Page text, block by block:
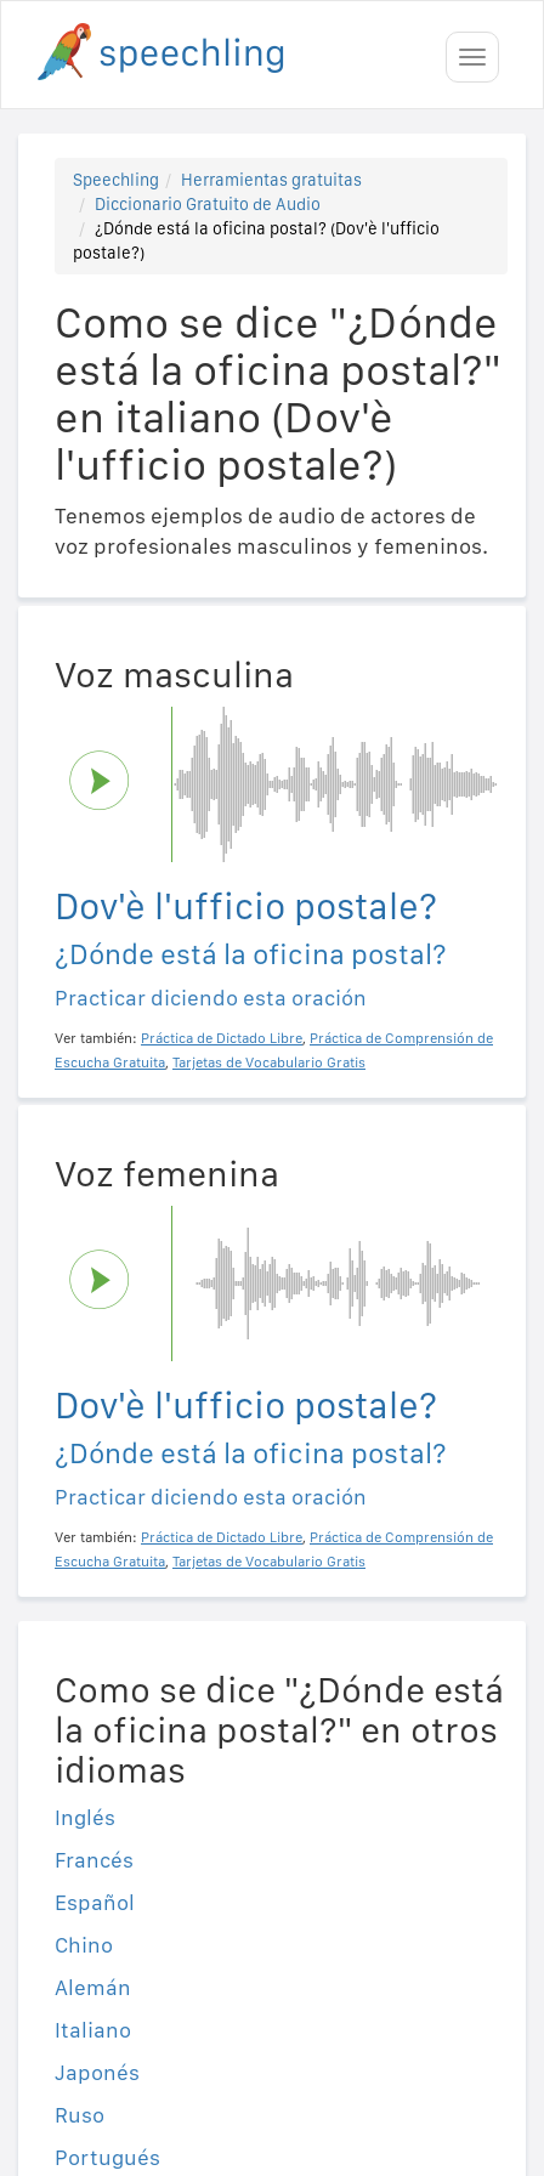
Toggle
Speechling
Herramientas gratuitas
Diccionario Gratuito de Audio
¿Dónde está la oficina postal? (Dov'è l'ufficio
postale?)
Como se dice "¿Dónde
está la oficina postal?"
en italiano (Dov'è
l'ufficio postale?)
Tenemos ejemplos de audio de actores de
voz profesionales masculinos y femeninos.
Voz masculina
Dov'è l'ufficio postale?
¿Dónde está la oficina postal?
Practicar diciendo esta oración
Ver también: Práctica de Dictado Libre, Práctica de Comprensión de
Escucha Gratuita, Tarjetas de Vocabulario Gratis
Voz femenina
Dov'è l'ufficio postale?
¿Dónde está la oficina postal?
Practicar diciendo esta oración
Ver también: Práctica de Dictado Libre, Práctica de Comprensión de
Escucha Gratuita, Tarjetas de Vocabulario Gratis
Como se dice "¿Dónde está
la oficina postal?" en otros
idiomas
Inglés
Francés
Español
Chino
Alemán
Italiano
Japonés
Ruso
Portugués